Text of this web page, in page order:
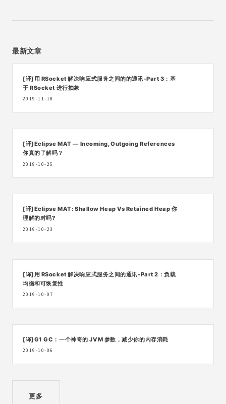
最新文章
[译]用 RSocket 解决响应式服务之间的的通讯-Part 3：基
于 RSocket 进行抽象
2019-11-18
[译]Eclipse MAT — Incoming, Outgoing References
你真的了解吗？
2019-10-25
[译]Eclipse MAT: Shallow Heap Vs Retained Heap 你
理解的对吗?
2019-10-23
[译]用 RSocket 解决响应式服务之间的通讯-Part 2：负载
均衡和可恢复性
2019-10-07
[译]G1 GC：一个神奇的 JVM 参数，减少你的内存消耗
2019-10-06
更多